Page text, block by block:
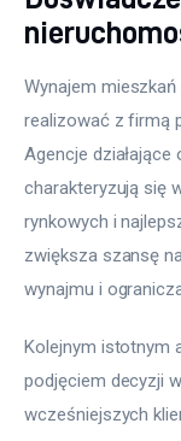
Wynajem
realizować z firmą
Agencje działające
charakteryzują się
rynkowych i
zwiększa szansę
wynajmu i
Kolejnym istotnym
podjęciem decyzji
wcześniejszych